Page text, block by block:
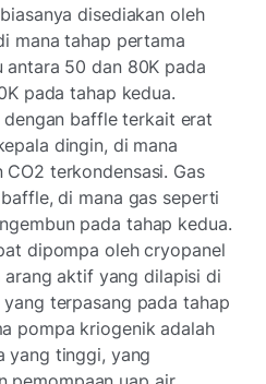
disediakan oleh
mana tahap pertama
antara 50 dan 80K pada
pada tahap kedua.
baffle terkait erat
dingin, di mana
terkondensasi. Gas
di mana gas seperti
pada tahap kedua.
dipompa oleh cryopanel
aktif yang dilapisi di
terpasang pada tahap
pompa kriogenik adalah
yang tinggi, yang